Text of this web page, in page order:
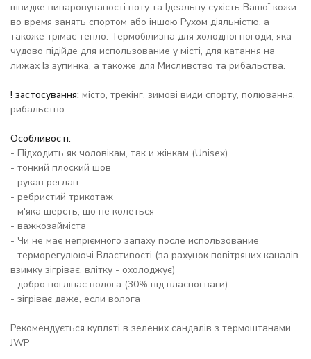
швидке випаровуваності поту та Ідеальну сухість Вашої кожи
во время занять спортом або іншою Рухом діяльністю, а
такоже трімає тепло. Термобілизна для холодної погоди, яка
чудово підійде для использование у місті, для катання на
лижах Із зупинка, а такоже для Мисливство та рибальства.
! застосування: місто, трекінг, зимові види спорту, полювання,
рибальство
Особливості:
- Підходить як чоловікам, так и жінкам (Unisex)
- тонкий плоский шов
- рукав реглан
- ребристий трикотаж
- м'яка шерсть, що не колеться
- важкозайміста
- Чи не має непріємного запаху после использование
- терморегулюючі Властивості (за рахунок повітряних каналів
взимку зігріває, влітку - охолоджує)
- добро поглінає волога (30% від власної ваги)
- зігріває даже, если волога
Рекомендується купляті в зелених сандалів з термоштанами
JWP